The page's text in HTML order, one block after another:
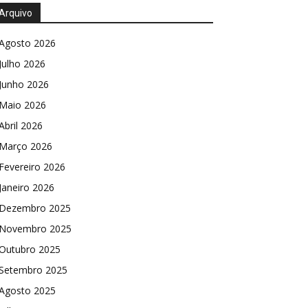
2026
2026
2026
2026
2026
2026
2026
2026
2025
2025
2025
2025
2025